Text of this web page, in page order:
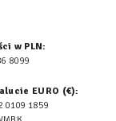
w PLN:
8099
EURO (€):
0109 1859